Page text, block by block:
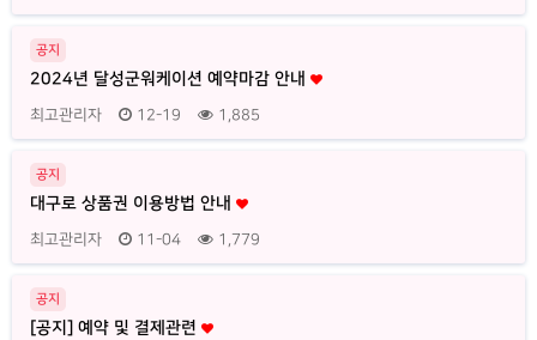
공지
2024년 달성군워케이션 예약마감 안내
최고관리자 12-19 1,885
공지
대구로 상품권 이용방법 안내
최고관리자 11-04 1,779
공지
[공지] 예약 및 결제관련